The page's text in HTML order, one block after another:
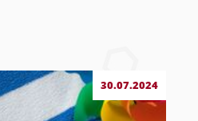
30.07.2024